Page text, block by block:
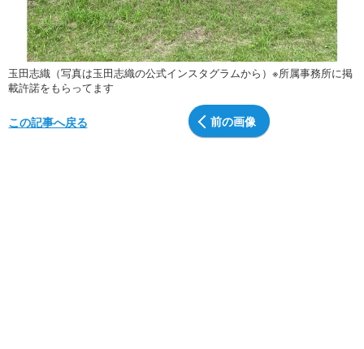
玉田志織（写真は玉田志織の公式インスタグラムから）※所属事務所に掲
載許諾をもらってます
前の画像
この記事へ戻る